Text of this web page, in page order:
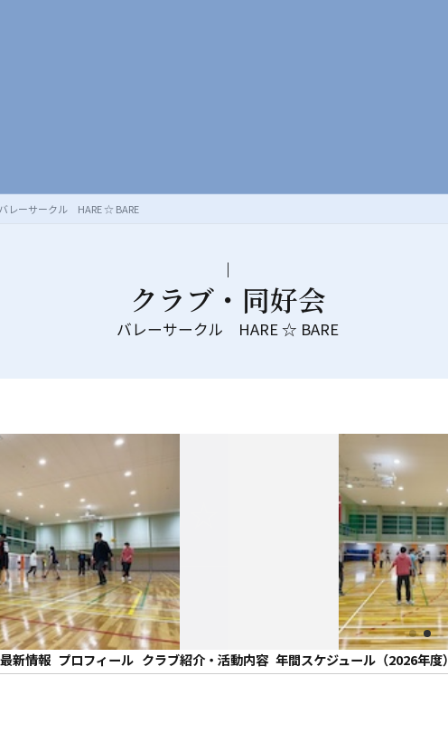
バレーサークル HARE ☆ BARE
クラブ・同好会
バレーサークル HARE ☆ BARE
クル HARE ☆
丘キャンパス
最新情報 プロフィール クラブ紹介・活動内容 年間スケジュール（2026年度）